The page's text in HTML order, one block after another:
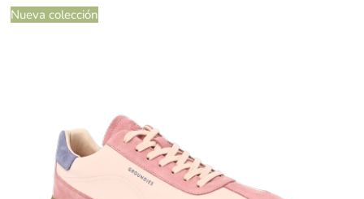
Nueva colección